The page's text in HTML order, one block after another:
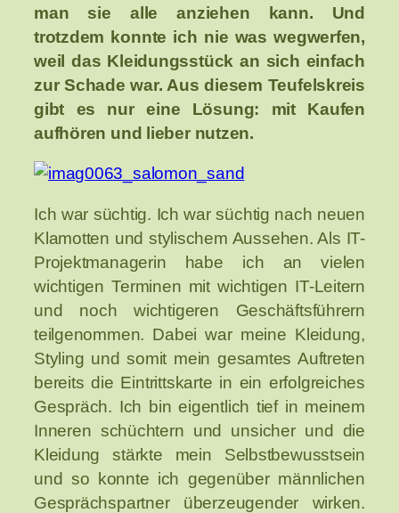
man sie alle anziehen kann. Und
trotzdem konnte ich nie was wegwerfen,
weil das Kleidungsstück an sich einfach
zur Schade war. Aus diesem Teufelskreis
gibt es nur eine Lösung: mit Kaufen
aufhören und lieber nutzen.
Ich war süchtig. Ich war süchtig nach neuen
Klamotten und stylischem Aussehen. Als IT-
Projektmanagerin habe ich an vielen
wichtigen Terminen mit wichtigen IT-Leitern
und noch wichtigeren Geschäftsführern
teilgenommen. Dabei war meine Kleidung,
Styling und somit mein gesamtes Auftreten
bereits die Eintrittskarte in ein erfolgreiches
Gespräch. Ich bin eigentlich tief in meinem
Inneren schüchtern und unsicher und die
Kleidung stärkte mein Selbstbewusstsein
und so konnte ich gegenüber männlichen
Gesprächspartner überzeugender wirken.